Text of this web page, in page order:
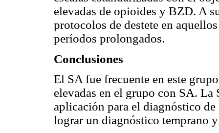
elevadas de opioides y BZD. A
protocolos de destete en
períodos prolon­gados.
Conclusiones
El SA fue frecuente en este
elevadas en el grupo con SA.
aplicación para el diagnóstico de
lograr un diagnóstico temprano